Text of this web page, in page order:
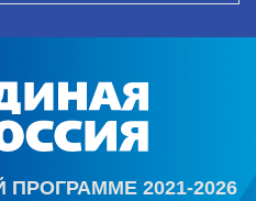
2021-2026